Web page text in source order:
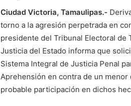
Ciudad Victoria, Tamaulipas.-
torno a la agresión perpetrada en
presidente del Tribunal Electoral de
Justicia del Estado informa que
Sistema Integral de Justicia Penal
Aprehensión en contra de un menor
probable participación en dichos